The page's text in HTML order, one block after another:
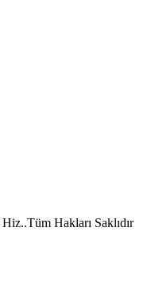
Hakları Saklıdır